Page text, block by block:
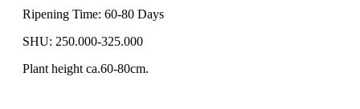
Ripening Time: 60-80 Days
SHU: 250.000-325.000
Plant height ca.60-80cm.